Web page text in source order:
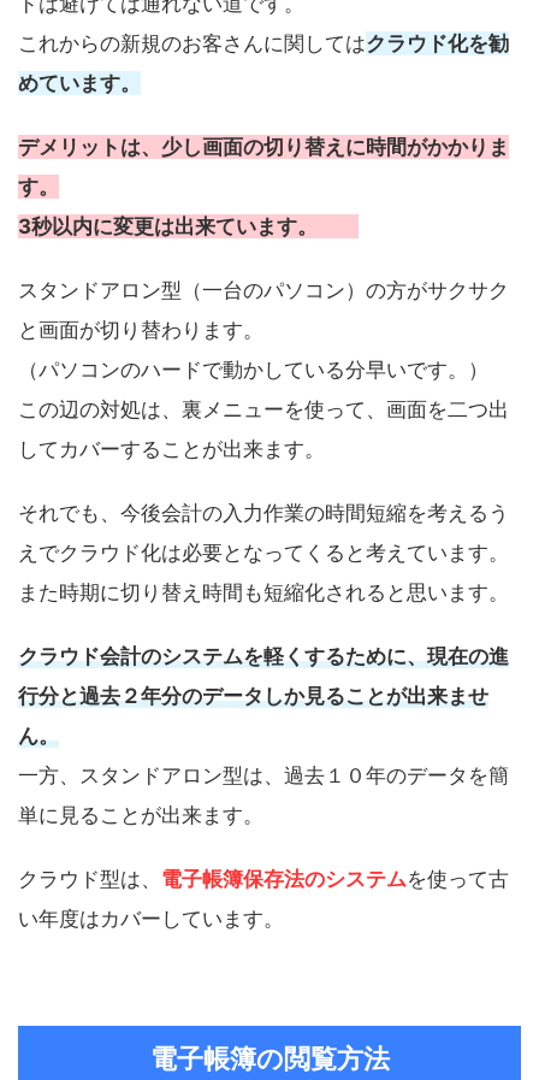
これからの新規のお客さんに関してはクラウド化を勧
めています。
デメリットは、少し画面の切り替えに時間がかかりま
す。
3秒以内に変更は出来ています。
スタンドアロン型（一台のパソコン）の方がサクサク
と画面が切り替わります。
（パソコンのハードで動かしている分早いです。）
この辺の対処は、裏メニューを使って、画面を二つ出
してカバーすることが出来ます。
それでも、今後会計の入力作業の時間短縮を考えるう
えでクラウド化は必要となってくると考えています。
また時期に切り替え時間も短縮化されると思います。
クラウド会計のシステムを軽くするために、現在の進
行分と過去２年分のデータしか見ることが出来ませ
ん。
一方、スタンドアロン型は、過去１０年のデータを簡
単に見ることが出来ます。
クラウド型は、 電子帳簿保存法のシステムを使って古
い年度はカバーしています。
電子帳簿の閲覧方法